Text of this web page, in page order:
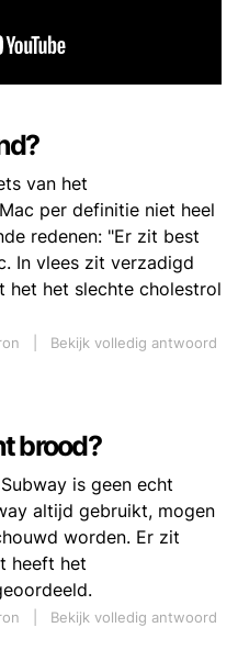
van het
per definitie niet heel
redenen: "Er zit best
In vlees zit verzadigd
het het slechte cholestrol
Bekijk volledig antwoord
brood?
is geen echt
altijd gebruikt, mogen
worden. Er zit
heeft het
Bekijk volledig antwoord